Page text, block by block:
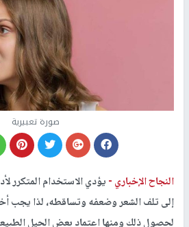
صورة تعبيرية
النجاح الإخباري -يؤدي الاستخدام المتكرر
إلى تلف الشعر وضعفه وتساقطه، لذا يجب